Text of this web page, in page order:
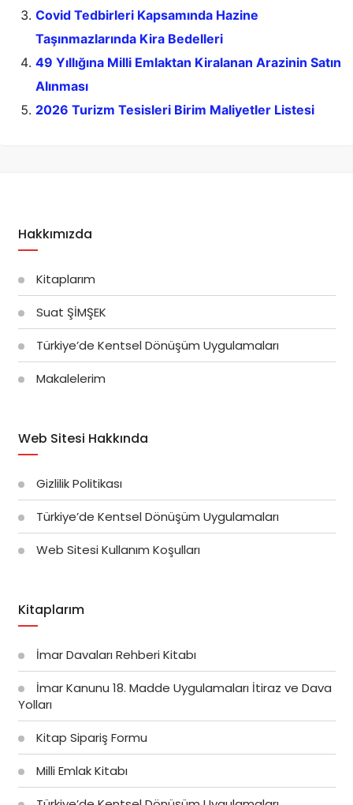
Covid Tedbirleri Kapsamında Hazine
Taşınmazlarında Kira Bedelleri
49 Yıllığına Milli Emlaktan Kiralanan Arazinin Satın
Alınması
2026 Turizm Tesisleri Birim Maliyetler Listesi
Hakkımızda
Kitaplarım
Suat ŞİMŞEK
Türkiye’de Kentsel Dönüşüm Uygulamaları
Makalelerim
Web Sitesi Hakkında
Gizlilik Politikası
Türkiye’de Kentsel Dönüşüm Uygulamaları
Web Sitesi Kullanım Koşulları
Kitaplarım
İmar Davaları Rehberi Kitabı
İmar Kanunu 18. Madde Uygulamaları İtiraz ve Dava
Yolları
Kitap Sipariş Formu
Milli Emlak Kitabı